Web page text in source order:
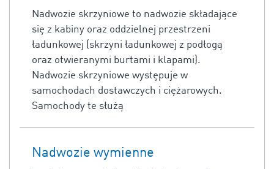
Nadwozie skrzyniowe to nadwozie składające
się z kabiny oraz oddzielnej przestrzeni
ładunkowej (skrzyni ładunkowej z podłogą
oraz otwieranymi burtami i klapami).
Nadwozie skrzyniowe występuje w
samochodach dostawczych i ciężarowych.
Samochody te służą
Nadwozie wymienne